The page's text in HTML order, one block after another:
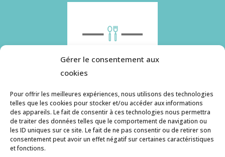
Gérer le consentement aux
cookies
Pour offrir les meilleures expériences, nous utilisons des technologies
telles que les cookies pour stocker et/ou accéder aux informations
des appareils. Le fait de consentir à ces technologies nous permettra
de traiter des données telles que le comportement de navigation ou
les ID uniques sur ce site. Le fait de ne pas consentir ou de retirer son
consentement peut avoir un effet négatif sur certaines caractéristiques
et fonctions.
Histoire de pâtes utilise des cookies. Pour en
savoir plus, ainsi que sur la politique de
confidentialité, cliquez ici.